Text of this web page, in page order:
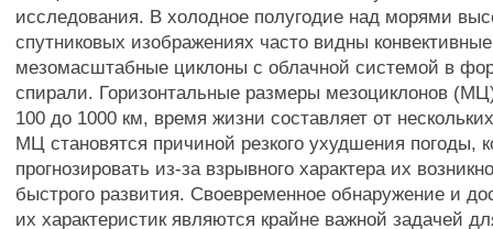
исследования. В холодное полугодие над морями
спутниковых изображениях часто видны конвективные
мезомасштабные циклоны с облачной системой в
спирали. Горизонтальные размеры мезоциклонов
100 до 1000 км, время жизни составляет от
МЦ становятся причиной резкого ухудшения погоды,
прогнозировать из-за взрывного характера их
быстрого развития. Своевременное обнаружение и
их характеристик являются крайне важной задачей